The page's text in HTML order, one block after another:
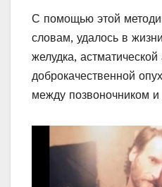
С помощью этой
словам, удалось в
желудка,
доброкачественной
между позвоночником